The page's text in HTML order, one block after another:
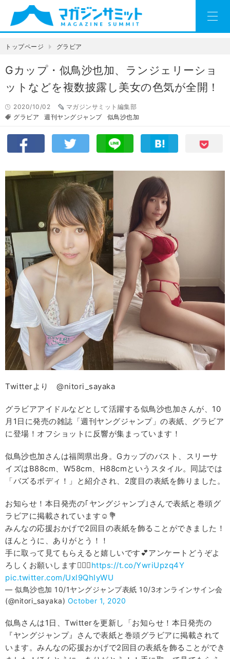
トップページ グラビア
Gカップ・似鳥沙也加、ランジェリーショ
ットなどを複数披露し美女の色気が全開！
2020/10/02
マガジンサミット編集部
グラビア
週刊ヤングジャンプ 似鳥沙也加
Twitterより @nitori_sayaka
グラビアアイドルなどとして活躍する似鳥沙也加さんが、10
月1日に発売の雑誌「週刊ヤングジャンプ」の表紙、グラビア
に登場！オフショットに反響が集まっています！
似鳥沙也加さんは福岡県出身。Gカップのバスト、スリーサ
イズはB88cm、W58cm、H88cmというスタイル。同誌では
「バズるボディ！」と紹介され、2度目の表紙を飾りました。
お知らせ！本日発売の｢ヤングジャンプ｣さんで表紙と巻頭グ
ラビアに掲載されています☺️💐
みんなの応援おかげで2回目の表紙を飾ることができました！
ほんとうに、ありがとう！！
手に取って見てもらえると嬉しいです💕アンケートどうぞよ
ろしくお願いします🙇‍♀️✨https://t.co/YwriUpzq4Y
pic.twitter.com/Uxl9QhIyWU
— 似鳥沙也加 10/1ヤングジャンプ表紙 10/3オンラインサイン会
(@nitori_sayaka) October 1, 2020
似鳥さんは1日、Twitterを更新し「お知らせ！本日発売の
『ヤングジャンプ』さんで表紙と巻頭グラビアに掲載されて
います。みんなの応援おかげで2回目の表紙を飾ることができ